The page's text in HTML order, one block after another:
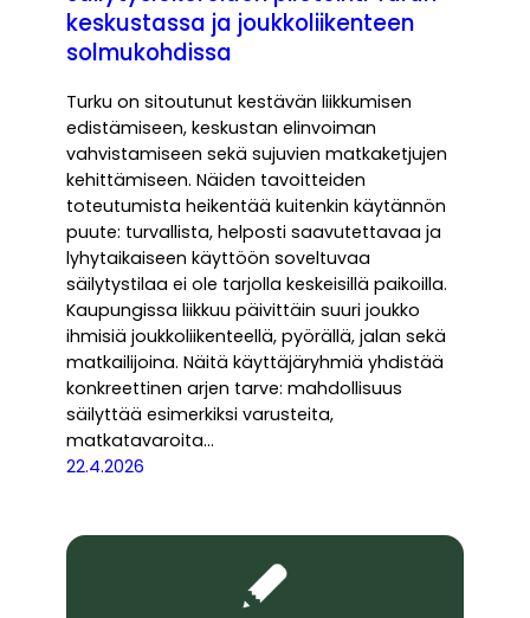
keskustassa ja joukkoliikenteen
solmukohdissa
Turku on sitoutunut kestävän liikkumisen
edistämiseen, keskustan elinvoiman
vahvistamiseen sekä sujuvien matkaketjujen
kehittämiseen. Näiden tavoitteiden
toteutumista heikentää kuitenkin käytännön
puute: turvallista, helposti saavutettavaa ja
lyhytaikaiseen käyttöön soveltuvaa
säilytystilaa ei ole tarjolla keskeisillä paikoilla.
Kaupungissa liikkuu päivittäin suuri joukko
ihmisiä joukkoliikenteellä, pyörällä, jalan sekä
matkailijoina. Näitä käyttäjäryhmiä yhdistää
konkreettinen arjen tarve: mahdollisuus
säilyttää esimerkiksi varusteita,
matkatavaroita…
22.4.2026